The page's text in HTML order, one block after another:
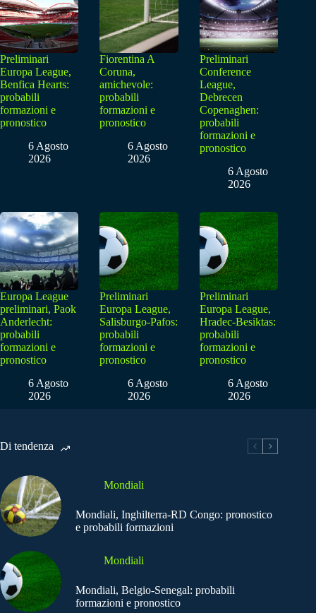
Preliminari
Europa League,
Benfica Hearts:
probabili
formazioni e
pronostico
6 Agosto
2026
Fiorentina A
Coruna,
amichevole:
probabili
formazioni e
pronostico
6 Agosto
2026
Preliminari
Conference
League,
Debrecen
Copenaghen:
probabili
formazioni e
pronostico
6 Agosto
2026
Europa League
preliminari, Paok
Anderlecht:
probabili
formazioni e
pronostico
6 Agosto
2026
Preliminari
Europa League,
Salisburgo-Pafos:
probabili
formazioni e
pronostico
6 Agosto
2026
Preliminari
Europa League,
Hradec-Besiktas:
probabili
formazioni e
pronostico
6 Agosto
2026
Di tendenza
Mondiali
Mondiali, Inghilterra-RD Congo: pronostico
e probabili formazioni
Mondiali
Mondiali, Belgio-Senegal: probabili
formazioni e pronostico